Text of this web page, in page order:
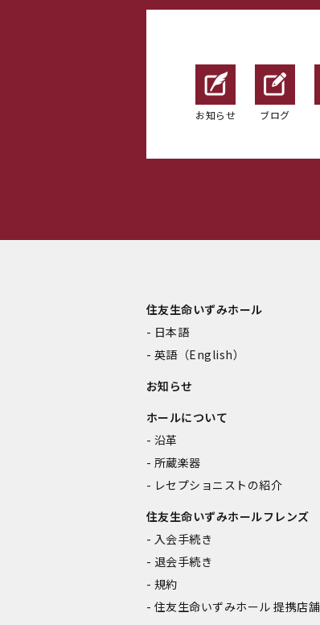
お知らせ ブログ
住友生命いずみホール
日本語
英語（English）
お知らせ
ホールについて
沿革
所蔵楽器
レセプショニストの紹介
住友生命いずみホールフレンズ
入会手続き
退会手続き
規約
住友生命いずみホール 提携店舗